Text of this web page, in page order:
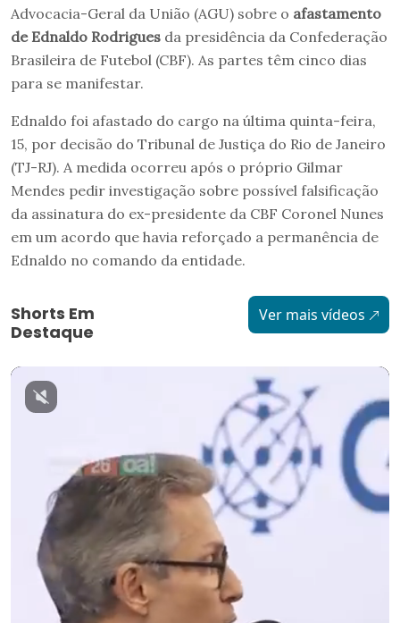
Advocacia-Geral da União (AGU) sobre o afastamento
de Ednaldo Rodrigues da presidência da Confederação
Brasileira de Futebol (CBF). As partes têm cinco dias
para se manifestar.
Ednaldo foi afastado do cargo na última quinta-feira,
15, por decisão do Tribunal de Justiça do Rio de Janeiro
(TJ-RJ). A medida ocorreu após o próprio Gilmar
Mendes pedir investigação sobre possível falsificação
da assinatura do ex-presidente da CBF Coronel Nunes
em um acordo que havia reforçado a permanência de
Ednaldo no comando da entidade.
Shorts Em
Destaque
Ver mais vídeos